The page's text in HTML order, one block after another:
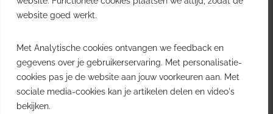
website goed werkt.
Met Analytische cookies ontvangen we feedback en
gegevens over je gebruikerservaring. Met personalisatie-
cookies pas je de website aan jouw voorkeuren aan. Met
sociale media-cookies kan je artikelen delen en video's
bekijken.
inzichten uit de Belgische logistieke sector in uw inbox.
Ontvang je gratis
wekelijkse update